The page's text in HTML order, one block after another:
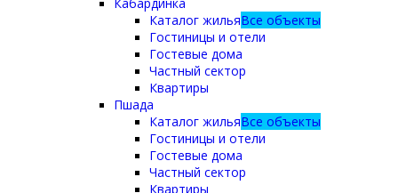
Каталог жильяВсе объекты
Гостиницы и отели
Гостевые дома
Частный сектор
Квартиры
Пшада
Каталог жильяВсе объекты
Гостиницы и отели
Гостевые дома
Частный сектор
Квартиры